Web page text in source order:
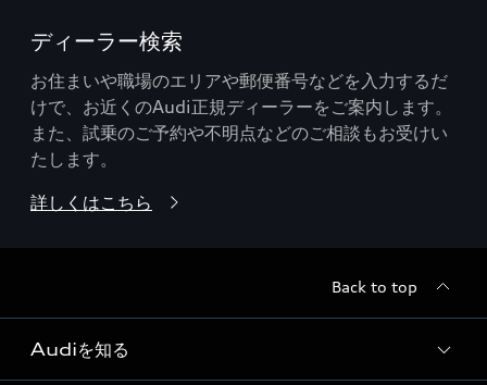
ディーラー検索
お住まいや職場のエリアや郵便番号などを入力するだ
けで、お近くのAudi正規ディーラーをご案内します。
また、試乗のご予約や不明点などのご相談もお受けい
たします。
詳しくはこちら
Back to top
Audiを知る